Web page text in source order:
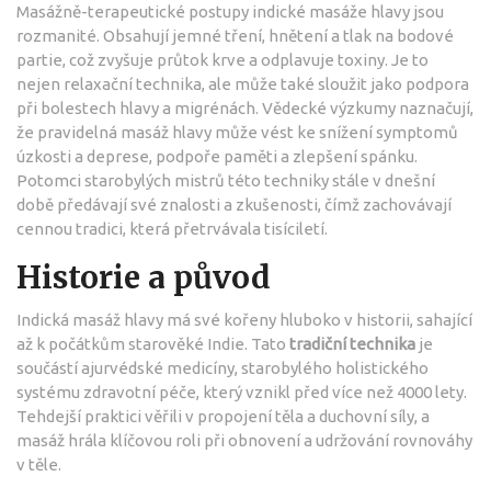
Masážně-terapeutické postupy indické masáže hlavy jsou
rozmanité. Obsahují jemné tření, hnětení a tlak na bodové
partie, což zvyšuje průtok krve a odplavuje toxiny. Je to
nejen relaxační technika, ale může také sloužit jako podpora
při bolestech hlavy a migrénách. Vědecké výzkumy naznačují,
že pravidelná masáž hlavy může vést ke snížení symptomů
úzkosti a deprese, podpoře paměti a zlepšení spánku.
Potomci starobylých mistrů této techniky stále v dnešní
době předávají své znalosti a zkušenosti, čímž zachovávají
cennou tradici, která přetrvávala tisíciletí.
Historie a původ
Indická masáž hlavy má své kořeny hluboko v historii, sahající
až k počátkům starověké Indie. Tato tradiční technika je
součástí ajurvédské medicíny, starobylého holistického
systému zdravotní péče, který vznikl před více než 4000 lety.
Tehdejší praktici věřili v propojení těla a duchovní síly, a
masáž hrála klíčovou roli při obnovení a udržování rovnováhy
v těle.